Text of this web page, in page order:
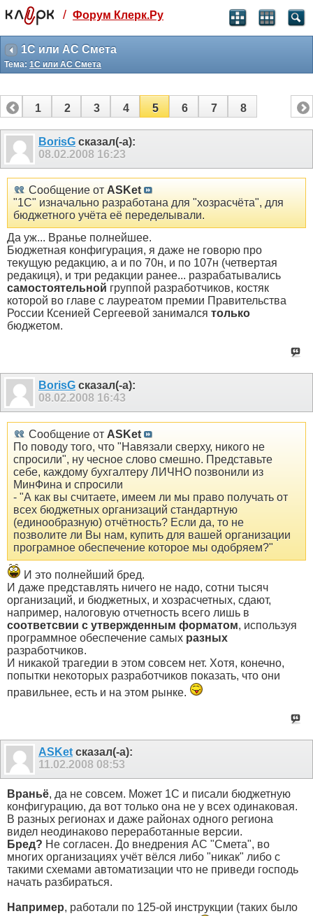
Святые угодники, Клерк без рекламы
прекрасен:)
месяц
3 месяца
259 ₽
-10%
полгода
499 ₽
-15%
/ Форум Клерк.Ру
1С или АС Смета
Тема: 1С или АС Смета
1 2 3 4 5 6 7 8
BorisG сказал(-а):
08.02.2008 16:23
Сообщение от ASKet
"1С" изначально разработана для "хозрасчёта", для
бюджетного учёта её переделывали.
Да уж... Вранье полнейшее.
Бюджетная конфигурация, я даже не говорю про
текущую редакцию, а и по 70н, и по 107н (четвертая
редакиця), и три редакции ранее... разрабатывались
самостоятельной группой разработчиков, костяк
которой во главе с лауреатом премии Правительства
России Ксенией Сергеевой занимался только
бюджетом.
BorisG сказал(-а):
08.02.2008 16:43
Сообщение от ASKet
По поводу того, что "Навязали сверху, никого не
спросили", ну чесное слово смешно. Представьте
себе, каждому бухгалтеру ЛИЧНО позвонили из
МинФина и спросили
- "А как вы считаете, имеем ли мы право получать от
всех бюджетных организаций стандартную
(единообразную) отчётность? Если да, то не
позволите ли Вы нам, купить для вашей организации
програмное обеспечение которое мы одобряем?"
И это полнейший бред.
И даже представлять ничего не надо, сотни тысяч
организаций, и бюджетных, и хозрасчетных, сдают,
например, налоговую отчетность всего лишь в
соответсвии с утвержденным форматом, используя
программное обеспечение самых разных
разработчиков.
И никакой трагедии в этом совсем нет. Хотя, конечно,
попытки некоторых разработчиков показать, что они
правильнее, есть и на этом рынке.
ASKet сказал(-а):
11.02.2008 08:53
Враньё, да не совсем. Может 1С и писали бюджетную
конфигурацию, да вот только она не у всех одинаковая.
В разных регионах и даже районах одного региона
видел неодинаково переработанные версии.
Бред? Не согласен. До внедрения АС "Смета", во
многих организациях учёт вёлся либо "никак" либо с
такими схемами автоматизации что не приведи господь
начать разбираться.
Например, работали по 125-ой инструкции (таких было